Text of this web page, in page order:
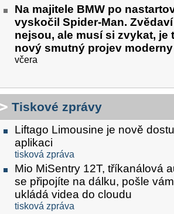
Na majitele BMW po
vyskočil Spider-Man.
nejsou, ale musí si zvykat, je
nový smutný projev moderny
včera
Tiskové zprávy
Liftago Limousine je nově
aplikaci
tisková zpráva
Mio MiSentry 12T, tříkanálová
se připojíte na dálku, pošle
ukládá videa do cloudu
tisková zpráva